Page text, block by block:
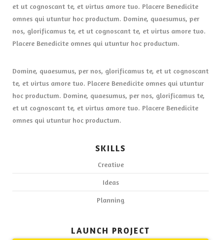
et ut cognoscant te, et virtus amore tuo. Placere Benedicite
omnes qui utuntur hoc productum. Domine, quaesumus, per
nos, glorificamus te, et ut cognoscant te, et virtus amore tuo.
Placere Benedicite omnes qui utuntur hoc productum.
Domine, quaesumus, per nos, glorificamus te, et ut cognoscant
te, et virtus amore tuo. Placere Benedicite omnes qui utuntur
hoc productum. Domine, quaesumus, per nos, glorificamus te,
et ut cognoscant te, et virtus amore tuo. Placere Benedicite
omnes qui utuntur hoc productum.
SKILLS
Creative
Ideas
Planning
LAUNCH PROJECT